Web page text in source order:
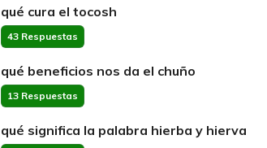
qué cura el tocosh
43 Respuestas
qué beneficios nos da el chuño
13 Respuestas
qué significa la palabra hierba y hierva